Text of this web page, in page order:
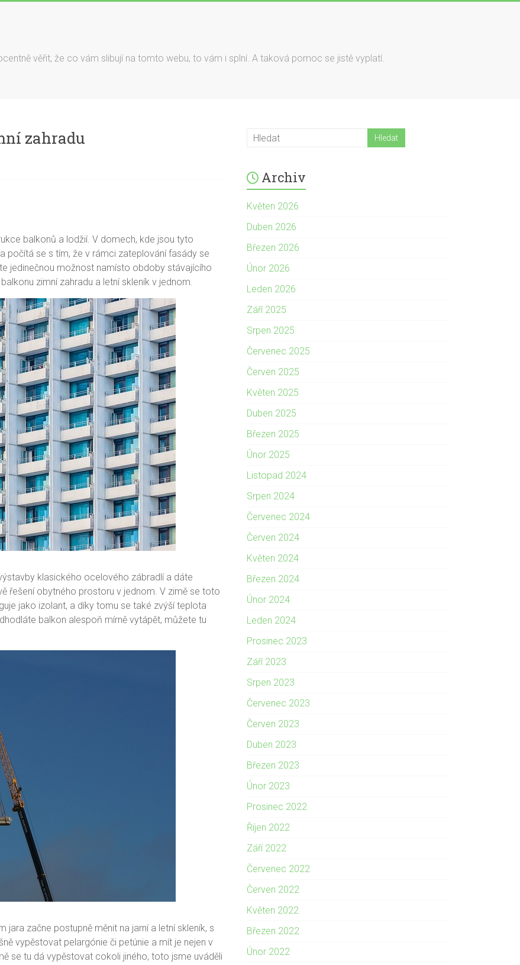
věřit, že co vám slibují na tomto webu, to vám i splní. A taková pomoc se jistě vyplatí.
zahradu
balkonů a lodžií. V domech, kde jsou tyto
počítá se s tím, že v rámci zateplování fasády se
jedinečnou možnost namísto obdoby stávajícího
zimní zahradu a letní skleník v jednom.
klasického ocelového zábradlí a dáte
řešení obytného prostoru v jednom. V zimě se toto
jako izolant, a díky tomu se také zvýší teplota
balkon alespoň mírně vytápět, můžete tu
začne postupně měnit na jarní a letní skleník, s
vypěstovat pelargónie či petúnie a mít je nejen v
se tu dá vypěstovat cokoli jiného, toto jsme uváděli
Archiv
Květen 2026
Duben 2026
Březen 2026
Únor 2026
Leden 2026
Září 2025
Srpen 2025
Červenec 2025
Červen 2025
Květen 2025
Duben 2025
Březen 2025
Únor 2025
Listopad 2024
Srpen 2024
Červenec 2024
Červen 2024
Květen 2024
Březen 2024
Únor 2024
Leden 2024
Prosinec 2023
Září 2023
Srpen 2023
Červenec 2023
Červen 2023
Duben 2023
Březen 2023
Únor 2023
Prosinec 2022
Říjen 2022
Září 2022
Červenec 2022
Červen 2022
Květen 2022
Březen 2022
Únor 2022